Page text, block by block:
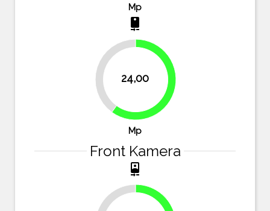
Mp
camera_rear
24,00
40%
60%
Mp
Front Kamera
camera_front